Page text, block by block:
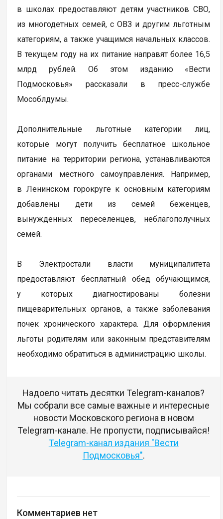
в школах предоставляют детям участников СВО,
из многодетных семей, с ОВЗ и другим льготным
категориям, а также учащимся начальных классов.
В текущем году на их питание направят более 16,5
млрд рублей. Об этом изданию «Вести
Подмосковья» рассказали в пресс-службе
Мособлдумы.
Дополнительные льготные категории лиц,
которые могут получить бесплатное школьное
питание на территории региона, устанавливаются
органами местного самоуправления. Например,
в Ленинском горокруге к основным категориям
добавлены дети из семей беженцев,
вынужденных переселенцев, неблагополучных
семей.
В Электростали власти муниципалитета
предоставляют бесплатный обед обучающимся,
у которых диагностированы болезни
пищеварительных органов, а также заболевания
почек хронического характера. Для оформления
льготы родителям или законным представителям
необходимо обратиться в администрацию школы.
Надоело читать десятки Telegram-каналов?
Мы собрали все самые важные и интересные
новости Московского региона в новом
Telegram-канале. Не пропусти, подписывайся!
Telegram-канал издания "Вести
Подмосковья".
Комментариев нет